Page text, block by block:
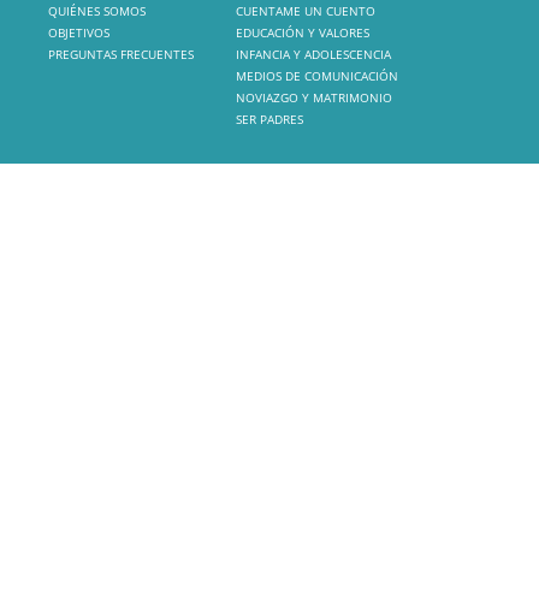
QUIÉNES SOMOS
OBJETIVOS
PREGUNTAS FRECUENTES
CUENTAME UN CUENTO
EDUCACIÓN Y VALORES
INFANCIA Y ADOLESCENCIA
MEDIOS DE COMUNICACIÓN
NOVIAZGO Y MATRIMONIO
SER PADRES